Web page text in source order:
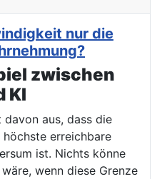
nur die
zwischen
KI
aus, dass die
erreichbare
ist. Nichts könne
wenn diese Grenze